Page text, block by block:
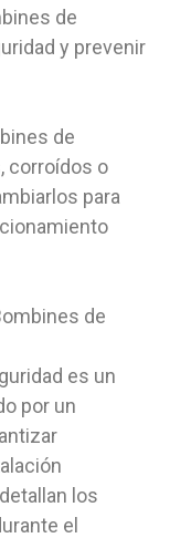
de
y prevenir
de
corroídos o
para
de
es un
por un
los
el